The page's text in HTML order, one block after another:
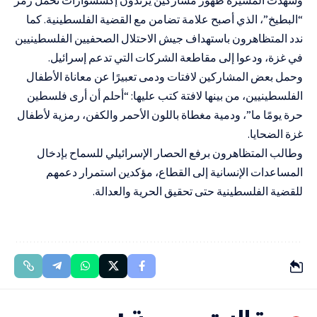
“البطيخ”، الذي أصبح علامة تضامن مع القضية الفلسطينية. كما
ندد المتظاهرون باستهداف جيش الاحتلال الصحفيين الفلسطينيين
في غزة، ودعوا إلى مقاطعة الشركات التي تدعم إسرائيل.
وحمل بعض المشاركين لافتات ودمى تعبيرًا عن معاناة الأطفال
الفلسطينيين، من بينها لافتة كتب عليها: “أحلم أن أرى فلسطين
حرة يومًا ما”، ودمية مغطاة باللون الأحمر والكفن، رمزية لأطفال
غزة الضحايا.
وطالب المتظاهرون برفع الحصار الإسرائيلي للسماح بإدخال
المساعدات الإنسانية إلى القطاع، مؤكدين استمرار دعمهم
للقضية الفلسطينية حتى تحقيق الحرية والعدالة.